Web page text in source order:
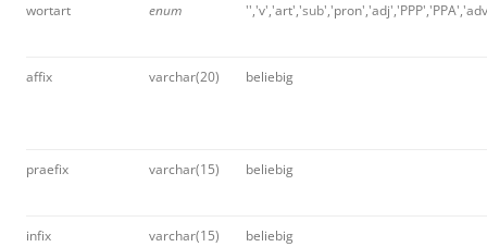
wortart enum '','v','art','sub
affix varchar(20) beliebig
praefix varchar(15) beliebig
infix varchar(15) beliebig